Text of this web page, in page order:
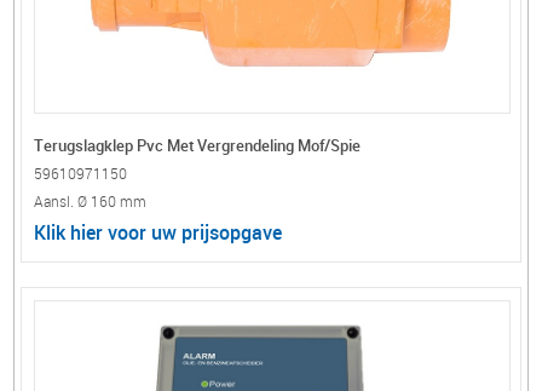
Terugslagklep Pvc Met Vergrendeling Mof/Spie
59610971150
Aansl. Ø 160 mm
Klik hier voor uw prijsopgave